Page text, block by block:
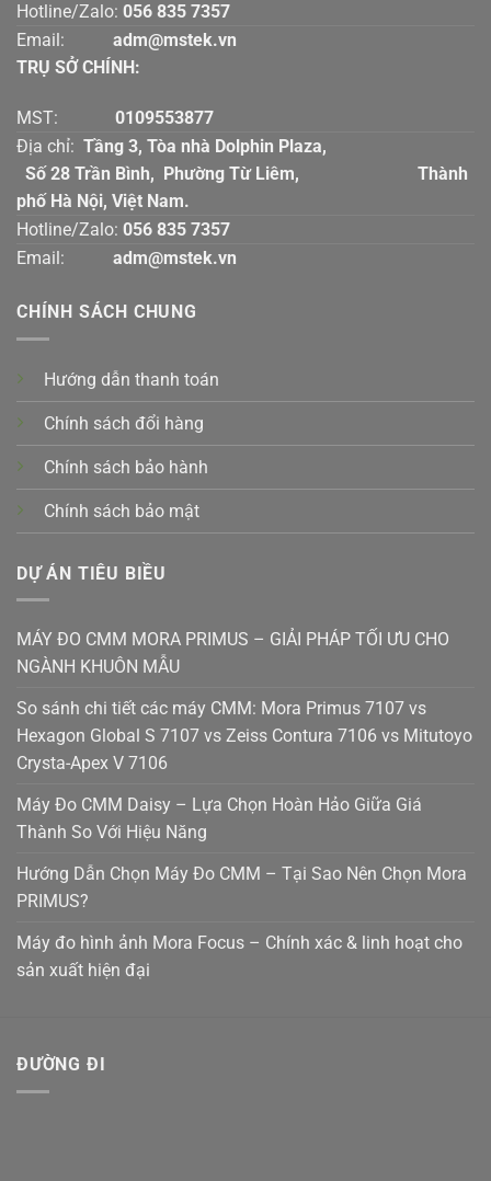
Hotline/Zalo: 056 835 7357
Email:
adm@mstek.vn
TRỤ SỞ CHÍNH:
MST: 0109553877
Địa chỉ: Tầng 3, Tòa nhà Dolphin Plaza,
Số 28 Trần Bình, Phường Từ Liêm, Thành
phố Hà Nội, Việt Nam.
Hotline/Zalo: 056 835 7357
Email:
adm@mstek.vn
CHÍNH SÁCH CHUNG
Hướng dẫn thanh toán
Chính sách đổi hàng
Chính sách bảo hành
Chính sách bảo mật
DỰ ÁN TIÊU BIỀU
MÁY ĐO CMM MORA PRIMUS – GIẢI PHÁP TỐI ƯU CHO
NGÀNH KHUÔN MẪU
So sánh chi tiết các máy CMM: Mora Primus 7107 vs
Hexagon Global S 7107 vs Zeiss Contura 7106 vs Mitutoyo
Crysta-Apex V 7106
Máy Đo CMM Daisy – Lựa Chọn Hoàn Hảo Giữa Giá
Thành So Với Hiệu Năng
Hướng Dẫn Chọn Máy Đo CMM – Tại Sao Nên Chọn Mora
PRIMUS?
Máy đo hình ảnh Mora Focus – Chính xác & linh hoạt cho
sản xuất hiện đại
ĐƯỜNG ĐI